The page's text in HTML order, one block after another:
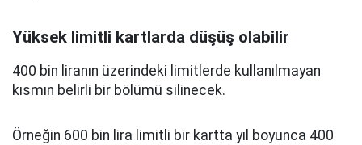
Yüksek limitli kartlarda düşüş olabilir
400 bin liranın üzerindeki limitlerde kullanılmayan
kısmın belirli bir bölümü silinecek.
Örneğin 600 bin lira limitli bir kartta yıl boyunca 400